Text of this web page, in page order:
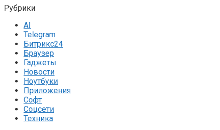
Рубрики
AI
Telegram
Битрикс24
Браузер
Гаджеты
Новости
Ноутбуки
Приложения
Софт
Соцсети
Техника